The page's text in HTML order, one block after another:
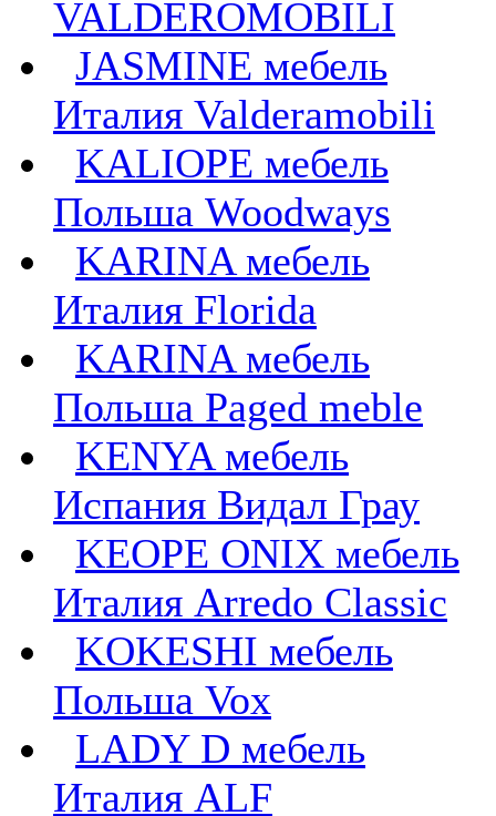
VALDEROMOBILI
JASMINE мебель
Италия Valderamobili
KALIOPE мебель
Польша Woodways
KARINA мебель
Италия Florida
KARINA мебель
Польша Paged meble
KENYA мебель
Испания Видал Грау
KEOPE ONIX мебель
Италия Arredo Classic
KOKESHI мебель
Польша Vox
LADY D мебель
Италия ALF